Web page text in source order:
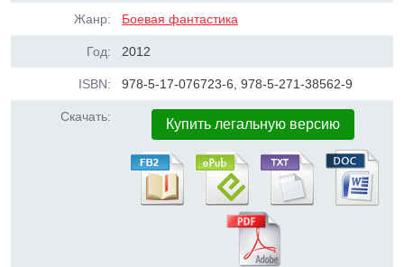
Жанр: Боевая фантастика
Год: 2012
ISBN: 978-5-17-076723-6, 978-5-271-38562-9
Скачать: Купить легальную версию